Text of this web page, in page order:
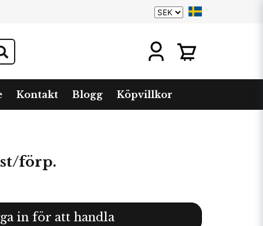
Kontakt Blogg Köpvillkor
förp.
in för att handla